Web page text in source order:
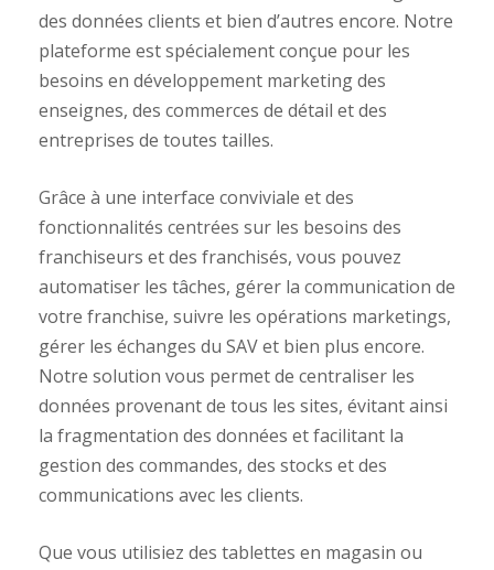
des données clients et bien d’autres encore. Notre
plateforme est spécialement conçue pour les
besoins en développement marketing des
enseignes, des commerces de détail et des
entreprises de toutes tailles.
Grâce à une interface conviviale et des
fonctionnalités centrées sur les besoins des
franchiseurs et des franchisés, vous pouvez
automatiser les tâches, gérer la communication de
votre franchise, suivre les opérations marketings,
gérer les échanges du SAV et bien plus encore.
Notre solution vous permet de centraliser les
données provenant de tous les sites, évitant ainsi
la fragmentation des données et facilitant la
gestion des commandes, des stocks et des
communications avec les clients.
Que vous utilisiez des tablettes en magasin ou